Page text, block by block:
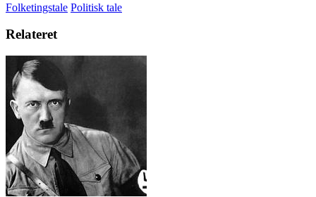
Folketingstale Politisk tale
Relateret